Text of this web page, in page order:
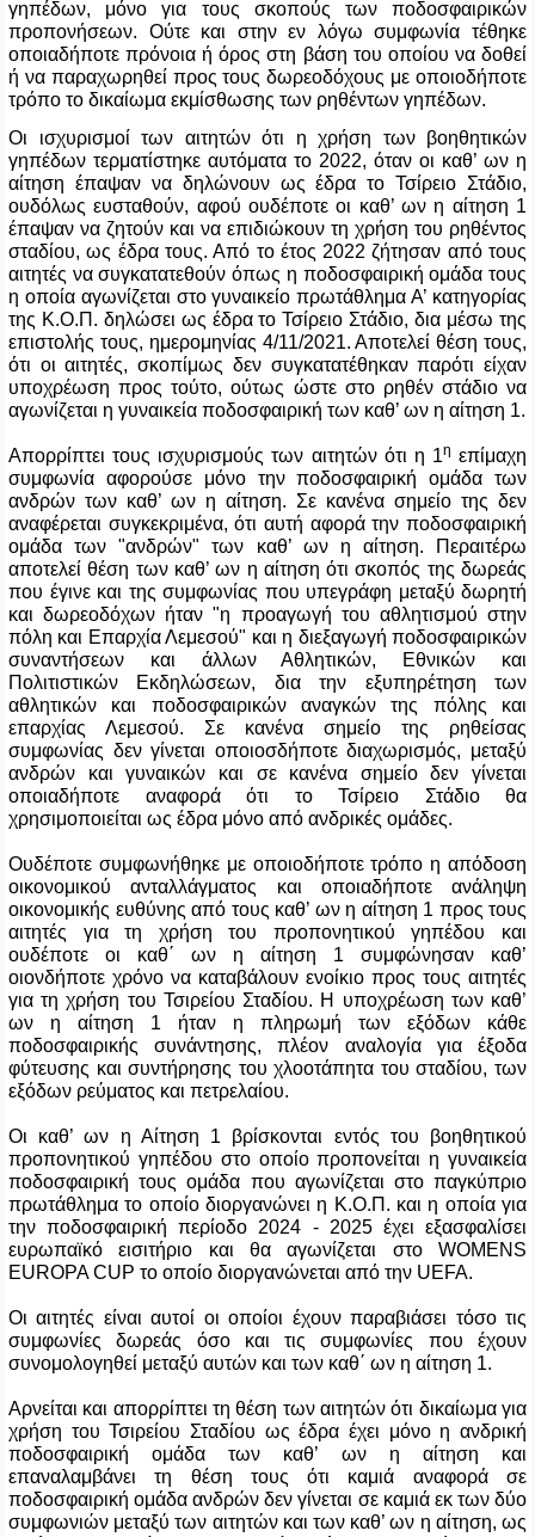
γηπέδων, μόνο για τους σκοπούς των ποδοσφαιρικών
προπονήσεων. Ούτε και στην εν λόγω συμφωνία τέθηκε
οποιαδήποτε πρόνοια ή όρος στη βάση του οποίου να δοθεί
ή να παραχωρηθεί προς τους δωρεοδόχους με οποιοδήποτε
τρόπο το δικαίωμα εκμίσθωσης των ρηθέντων γηπέδων.
Οι ισχυρισμοί των αιτητών ότι η χρήση των βοηθητικών
γηπέδων τερματίστηκε αυτόματα το 2022, όταν οι καθ’ ων η
αίτηση έπαψαν να δηλώνουν ως έδρα το Τσίρειο Στάδιο,
ουδόλως ευσταθούν, αφού ουδέποτε οι καθ’ ων η αίτηση 1
έπαψαν να ζητούν και να επιδιώκουν τη χρήση του ρηθέντος
σταδίου, ως έδρα τους. Από το έτος 2022 ζήτησαν από τους
αιτητές να συγκατατεθούν όπως η ποδοσφαιρική ομάδα τους
η οποία αγωνίζεται στο γυναικείο πρωτάθλημα Α’ κατηγορίας
της Κ.Ο.Π. δηλώσει ως έδρα το Τσίρειο Στάδιο, δια μέσω της
επιστολής τους, ημερομηνίας 4/11/2021. Αποτελεί θέση τους,
ότι οι αιτητές, σκοπίμως δεν συγκατατέθηκαν παρότι είχαν
υποχρέωση προς τούτο, ούτως ώστε στο ρηθέν στάδιο να
αγωνίζεται η γυναικεία ποδοσφαιρική των καθ’ ων η αίτηση 1.
Απορρίπτει τους ισχυρισμούς των αιτητών ότι η 1η επίμαχη
συμφωνία αφορούσε μόνο την ποδοσφαιρική ομάδα των
ανδρών των καθ’ ων η αίτηση. Σε κανένα σημείο της δεν
αναφέρεται συγκεκριμένα, ότι αυτή αφορά την ποδοσφαιρική
ομάδα των "ανδρών" των καθ’ ων η αίτηση. Περαιτέρω
αποτελεί θέση των καθ’ ων η αίτηση ότι σκοπός της δωρεάς
που έγινε και της συμφωνίας που υπεγράφη μεταξύ δωρητή
και δωρεοδόχων ήταν "η προαγωγή του αθλητισμού στην
πόλη και Επαρχία Λεμεσού" και η διεξαγωγή ποδοσφαιρικών
συναντήσεων και άλλων Αθλητικών, Εθνικών και
Πολιτιστικών Εκδηλώσεων, δια την εξυπηρέτηση των
αθλητικών και ποδοσφαιρικών αναγκών της πόλης και
επαρχίας Λεμεσού. Σε κανένα σημείο της ρηθείσας
συμφωνίας δεν γίνεται οποιοσδήποτε διαχωρισμός, μεταξύ
ανδρών και γυναικών και σε κανένα σημείο δεν γίνεται
οποιαδήποτε αναφορά ότι το Τσίρειο Στάδιο θα
χρησιμοποιείται ως έδρα μόνο από ανδρικές ομάδες.
Ουδέποτε συμφωνήθηκε με οποιοδήποτε τρόπο η απόδοση
οικονομικού ανταλλάγματος και οποιαδήποτε ανάληψη
οικονομικής ευθύνης από τους καθ’ ων η αίτηση 1 προς τους
αιτητές για τη χρήση του προπονητικού γηπέδου και
ουδέποτε οι καθ΄ ων η αίτηση 1 συμφώνησαν καθ’
οιονδήποτε χρόνο να καταβάλουν ενοίκιο προς τους αιτητές
για τη χρήση του Τσιρείου Σταδίου. Η υποχρέωση των καθ’
ων η αίτηση 1 ήταν η πληρωμή των εξόδων κάθε
ποδοσφαιρικής συνάντησης, πλέον αναλογία για έξοδα
φύτευσης και συντήρησης του χλοοτάπητα του σταδίου, των
εξόδων ρεύματος και πετρελαίου.
Οι καθ’ ων η Αίτηση 1 βρίσκονται εντός του βοηθητικού
προπονητικού γηπέδου στο οποίο προπονείται η γυναικεία
ποδοσφαιρική τους ομάδα που αγωνίζεται στο παγκύπριο
πρωτάθλημα το οποίο διοργανώνει η Κ.Ο.Π. και η οποία για
την ποδοσφαιρική περίοδο 2024 - 2025 έχει εξασφαλίσει
ευρωπαϊκό εισιτήριο και θα αγωνίζεται στο WOMENS
EUROPA CUP το οποίο διοργανώνεται από την UEFA.
Οι αιτητές είναι αυτοί οι οποίοι έχουν παραβιάσει τόσο τις
συμφωνίες δωρεάς όσο και τις συμφωνίες που έχουν
συνομολογηθεί μεταξύ αυτών και των καθ΄ ων η αίτηση 1.
Αρνείται και απορρίπτει τη θέση των αιτητών ότι δικαίωμα για
χρήση του Τσιρείου Σταδίου ως έδρα έχει μόνο η ανδρική
ποδοσφαιρική ομάδα των καθ’ ων η αίτηση και
επαναλαμβάνει τη θέση τους ότι καμιά αναφορά σε
ποδοσφαιρική ομάδα ανδρών δεν γίνεται σε καμιά εκ των δύο
συμφωνιών μεταξύ των αιτητών και των καθ’ ων η αίτηση, ως